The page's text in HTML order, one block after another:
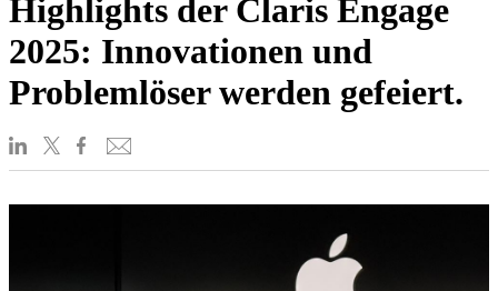
Highlights der Claris Engage
2025: Innovationen und
Problemlöser werden gefeiert.